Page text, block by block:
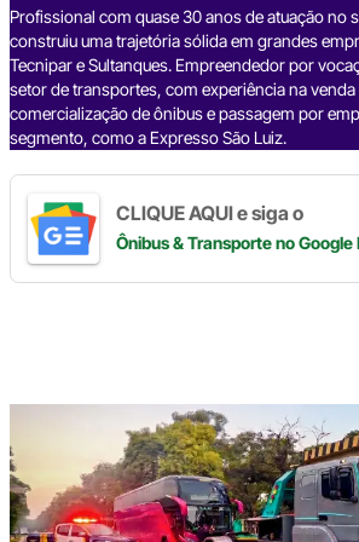
k
Profissional com quase 30 anos de atuação no
construiu uma trajetória sólida em grandes
Tecnipar e Sultanques. Empreendedor por
setor de transportes, com experiência na venda
comercialização de ônibus e passagem por
segmento, como a Expresso São Luiz.
CLIQUE AQUI e siga o
Ônibus & Transporteno Google
o
seu
e-
mail